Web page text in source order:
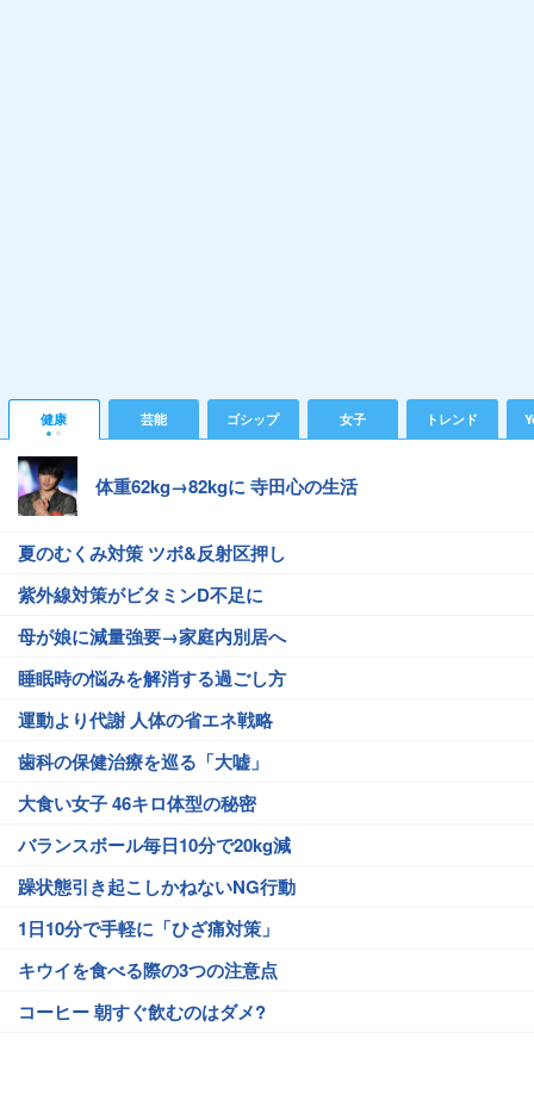
健康 芸能 ゴシップ 女子 トレンド
体重62kg→82kgに 寺田心の生活
夏のむくみ対策 ツボ&反射区押し
紫外線対策がビタミンD不足に
母が娘に減量強要→家庭内別居へ
睡眠時の悩みを解消する過ごし方
運動より代謝 人体の省エネ戦略
歯科の保健治療を巡る「大嘘」
大食い女子 46キロ体型の秘密
バランスボール毎日10分で20kg減
躁状態引き起こしかねないNG行動
1日10分で手軽に「ひざ痛対策」
キウイを食べる際の3つの注意点
コーヒー 朝すぐ飲むのはダメ?